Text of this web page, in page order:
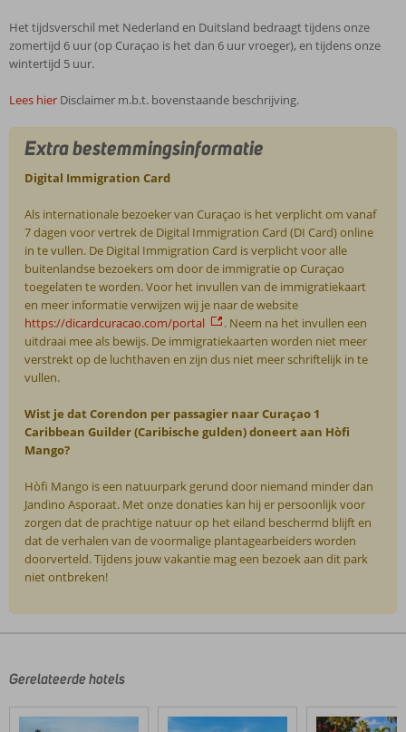
Het tijdsverschil met Nederland en Duitsland bedraagt tijdens onze
zomertijd 6 uur (op Curaçao is het dan 6 uur vroeger), en tijdens onze
wintertijd 5 uur.
Lees hier Disclaimer m.b.t. bovenstaande beschrijving.
Extra bestemmingsinformatie
Digital Immigration Card
Als internationale bezoeker van Curaçao is het verplicht om vanaf
7 dagen voor vertrek de Digital Immigration Card (DI Card) online
in te vullen. De Digital Immigration Card is verplicht voor alle
buitenlandse bezoekers om door de immigratie op Curaçao
toegelaten te worden. Voor het invullen van de immigratiekaart
en meer informatie verwijzen wij je naar de website
https://dicardcuracao.com/portal
. Neem na het invullen een
uitdraai mee als bewijs. De immigratiekaarten worden niet meer
verstrekt op de luchthaven en zijn dus niet meer schriftelijk in te
vullen.
Wist je dat Corendon per passagier naar Curaçao 1
Caribbean Guilder (Caribische gulden) doneert aan Hòfi
Mango?
Hòfi Mango is een natuurpark gerund door niemand minder dan
Jandino Asporaat. Met onze donaties kan hij er persoonlijk voor
zorgen dat de prachtige natuur op het eiland beschermd blijft en
dat de verhalen van de voormalige plantagearbeiders worden
doorverteld. Tijdens jouw vakantie mag een bezoek aan dit park
niet ontbreken!
door
klanten
Gerelateerde hotels